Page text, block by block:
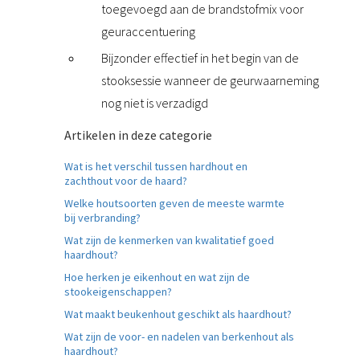
toegevoegd aan de brandstofmix voor
geuraccentuering
Bijzonder effectief in het begin van de
stooksessie wanneer de geurwaarneming
nog niet is verzadigd
Artikelen in deze categorie
Wat is het verschil tussen hardhout en
zachthout voor de haard?
Welke houtsoorten geven de meeste warmte
bij verbranding?
Wat zijn de kenmerken van kwalitatief goed
haardhout?
Hoe herken je eikenhout en wat zijn de
stookeigenschappen?
Wat maakt beukenhout geschikt als haardhout?
Wat zijn de voor- en nadelen van berkenhout als
haardhout?